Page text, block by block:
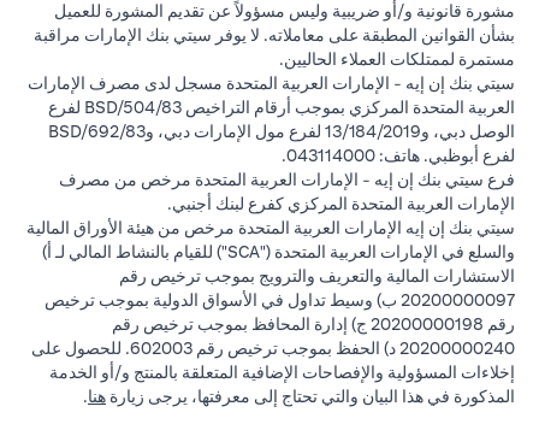
مشورة قانونية و/أو ضريبية وليس مسؤولاً عن تقديم المشورة للعميل
بشأن القوانين المطبقة على معاملاته. لا يوفر سيتي بنك الإمارات مراقبة
مستمرة لممتلكات العملاء الحاليين.
سيتي بنك إن إيه - الإمارات العربية المتحدة مسجل لدى مصرف الإمارات
العربية المتحدة المركزي بموجب أرقام التراخيص BSD/504/83 لفرع
الوصل دبي، و13/184/2019 لفرع مول الإمارات دبي، وBSD/692/83
لفرع أبوظبي. هاتف: 043114000.
فرع سيتي بنك إن إيه - الإمارات العربية المتحدة مرخص من مصرف
الإمارات العربية المتحدة المركزي كفرع لبنك أجنبي.
سيتي بنك إن إيه الإمارات العربية المتحدة مرخص من هيئة الأوراق المالية
والسلع في الإمارات العربية المتحدة ("SCA") للقيام بالنشاط المالي لـ أ)
الاستشارات المالية والتعريف والترويج بموجب ترخيص رقم
20200000097 ب) وسيط تداول في الأسواق الدولية بموجب ترخيص
رقم 20200000198 ج) إدارة المحافظ بموجب ترخيص رقم
20200000240 د) الحفظ بموجب ترخيص رقم 602003. للحصول على
إخلاءات المسؤولية والإفصاحات الإضافية المتعلقة بالمنتج و/أو الخدمة
المذكورة في هذا البيان والتي تحتاج إلى معرفتها، يرجى زيارة هنا.